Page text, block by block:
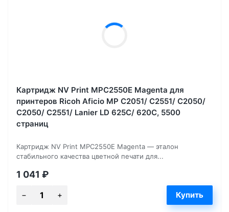
Картридж NV Print MPC2550E Magenta для
принтеров Ricoh Aficio MP C2051/ C2551/ C2050/
C2050/ C2551/ Lanier LD 625C/ 620C, 5500
страниц
Картридж NV Print MPC2550E Magenta — эталон
стабильного качества цветной печати для...
1 041 ₽